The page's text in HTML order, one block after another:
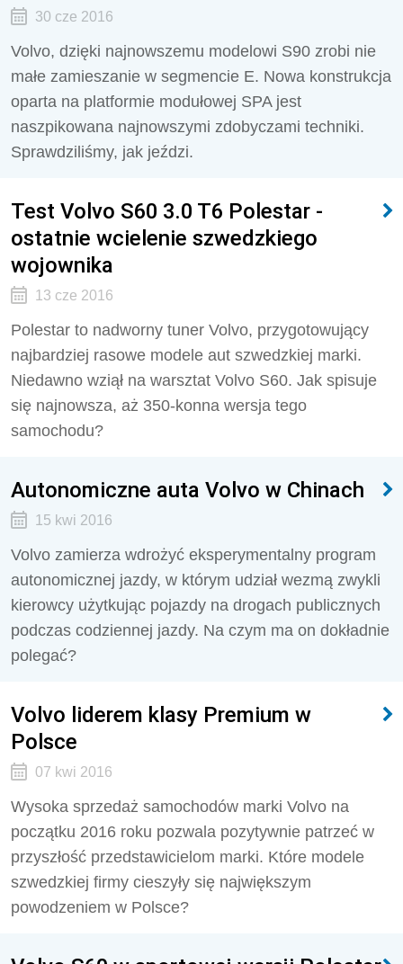
30 cze 2016
Volvo, dzięki najnowszemu modelowi S90 zrobi nie
małe zamieszanie w segmencie E. Nowa konstrukcja
oparta na platformie modułowej SPA jest
naszpikowana najnowszymi zdobyczami techniki.
Sprawdziliśmy, jak jeździ.
Test Volvo S60 3.0 T6 Polestar -
ostatnie wcielenie szwedzkiego
wojownika
13 cze 2016
Polestar to nadworny tuner Volvo, przygotowujący
najbardziej rasowe modele aut szwedzkiej marki.
Niedawno wziął na warsztat Volvo S60. Jak spisuje
się najnowsza, aż 350-konna wersja tego
samochodu?
Autonomiczne auta Volvo w Chinach
15 kwi 2016
Volvo zamierza wdrożyć eksperymentalny program
autonomicznej jazdy, w którym udział wezmą zwykli
kierowcy użytkując pojazdy na drogach publicznych
podczas codziennej jazdy. Na czym ma on dokładnie
polegać?
Volvo liderem klasy Premium w
Polsce
07 kwi 2016
Wysoka sprzedaż samochodów marki Volvo na
początku 2016 roku pozwala pozytywnie patrzeć w
przyszłość przedstawicielom marki. Które modele
szwedzkiej firmy cieszyły się największym
powodzeniem w Polsce?